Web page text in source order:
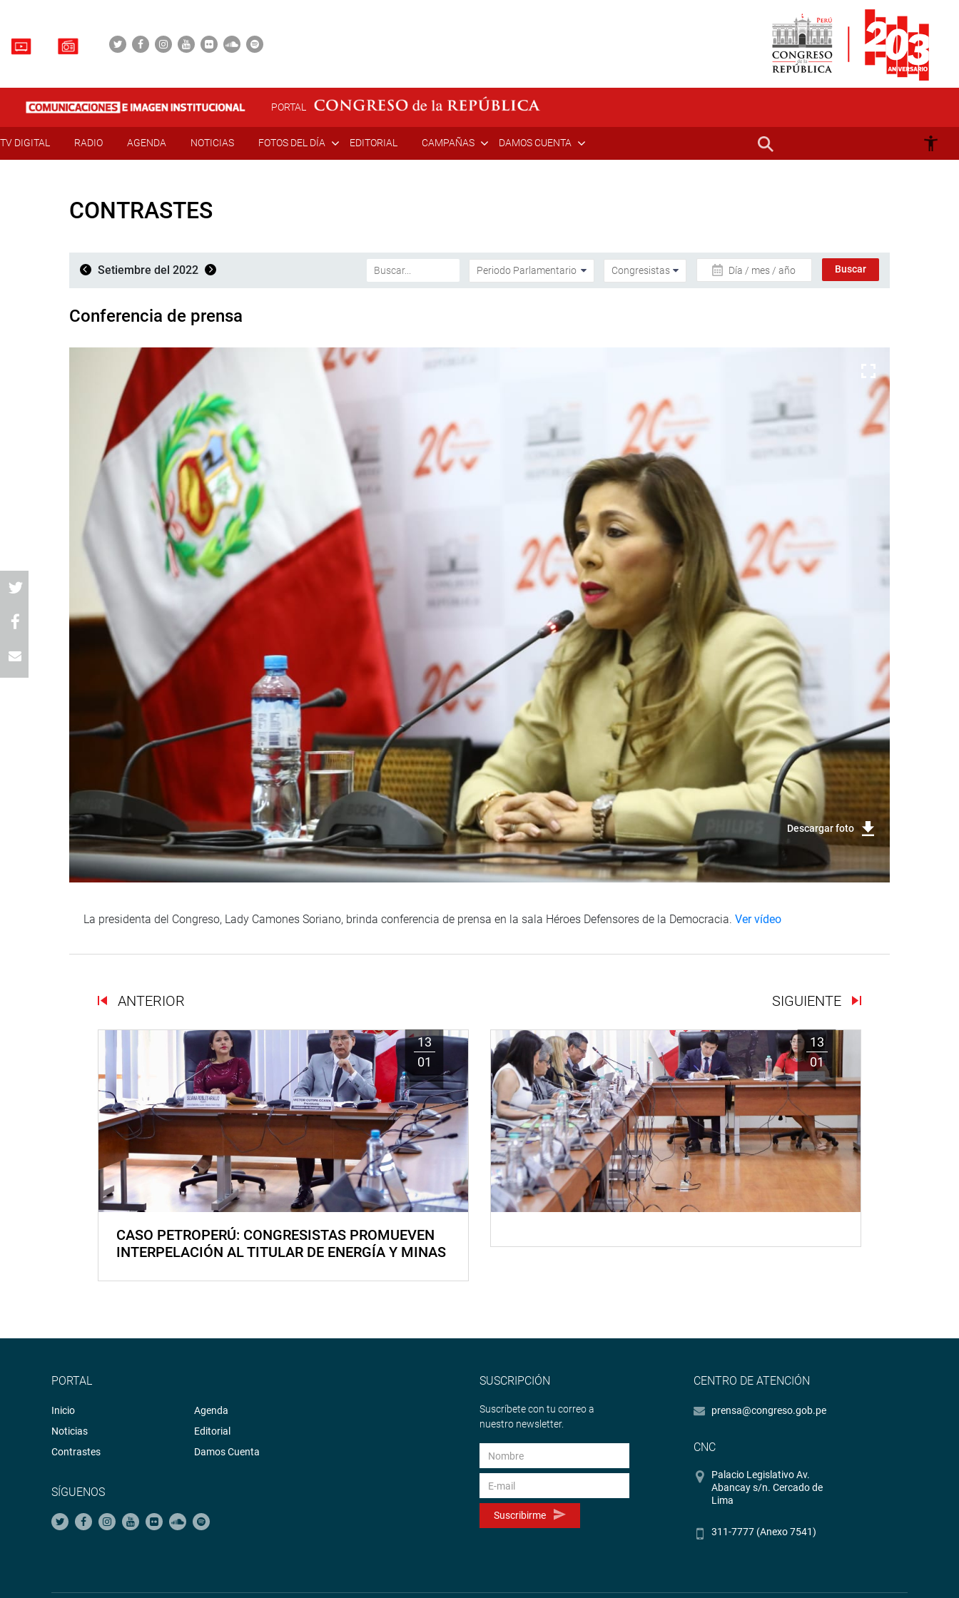
PORTAL
TV DIGITAL RADIO AGENDA NOTICIAS FOTOS DEL DÍA EDITORIAL CAMPAÑAS DAMOS CUENTA
CONTRASTES
Setiembre del 2022 Día / mes / año
Conferencia de prensa
Descargar foto
La presidenta del Congreso, Lady Camones Soriano, brinda conferencia de prensa en la sala Héroes Defensores de la Democracia. Ver vídeo
ANTERIOR SIGUIENTE
13
01
CASO PETROPERÚ: CONGRESISTAS PROMUEVEN
INTERPELACIÓN AL TITULAR DE ENERGÍA Y MINAS
13
01
PORTAL
Inicio
Noticias
Contrastes
Agenda
Editorial
Damos Cuenta
SÍGUENOS
SUSCRIPCIÓN
Suscríbete con tu correo a
nuestro newsletter.
Suscribirme
CENTRO DE ATENCIÓN
prensa@congreso.gob.pe
CNC
Palacio Legislativo Av.
Abancay s/n. Cercado de
Lima
311-7777 (Anexo 7541)